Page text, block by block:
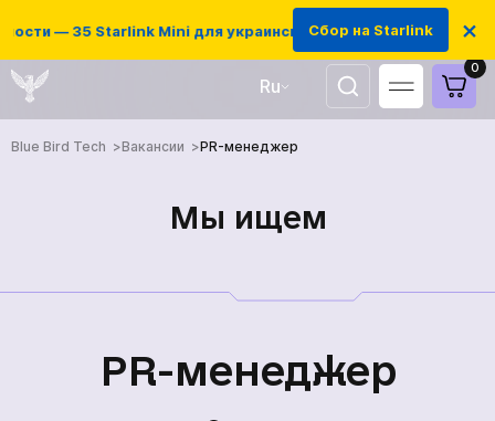
— 35 Starlink Mini для украинских защитников
Сбор на Starlink ×
Ru
UA
EN
0
Blue Bird Tech Вакансии PR-менеджер
Мы ищем
PR-менеджер